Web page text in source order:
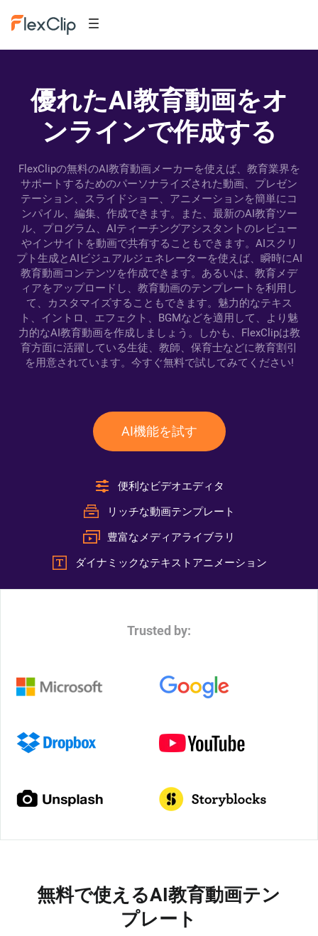
優れたAI教育動画をオ
ンラインで作成する
FlexClipの無料のAI教育動画メーカーを使えば、教育業界を
サポートするためのパーソナライズされた動画、プレゼン
テーション、スライドショー、アニメーションを簡単にコ
ンパイル、編集、作成できます。また、最新のAI教育ツー
ル、プログラム、AIティーチングアシスタントのレビュー
やインサイトを動画で共有することもできます。AIスクリ
プト生成とAIビジュアルジェネレーターを使えば、瞬時にAI
教育動画コンテンツを作成できます。あるいは、教育メデ
ィアをアップロードし、教育動画のテンプレートを利用し
て、カスタマイズすることもできます。魅力的なテキス
ト、イントロ、エフェクト、BGMなどを適用して、より魅
力的なAI教育動画を作成しましょう。しかも、FlexClipは教
育方面に活躍している生徒、教師、保育士などに教育割引
を用意されています。今すぐ無料で試してみてください!
AI機能を試す
便利なビデオエディタ
リッチな動画テンプレート
豊富なメディアライブラリ
ダイナミックなテキストアニメーション
Trusted by:
無料で使えるAI教育動画テン
プレート